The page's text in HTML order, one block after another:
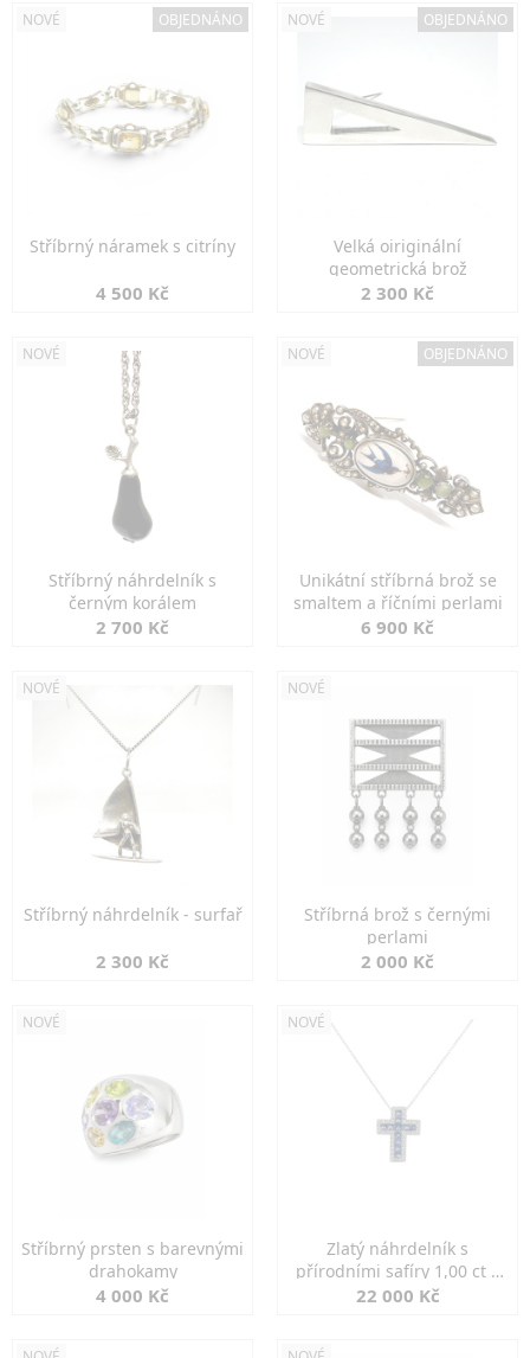
NOVÉ OBJEDNÁNO
Stříbrný náramek s citríny
4 500 Kč
NOVÉ OBJEDNÁNO
Velká oiriginální
geometrická brož
2 300 Kč
NOVÉ
Stříbrný náhrdelník s
černým korálem
2 700 Kč
NOVÉ OBJEDNÁNO
Unikátní stříbrná brož se
smaltem a říčními perlami
6 900 Kč
NOVÉ
Stříbrný náhrdelník - surfař
2 300 Kč
NOVÉ
Stříbrná brož s černými
perlami
2 000 Kč
NOVÉ
Stříbrný prsten s barevnými
drahokamy
4 000 Kč
NOVÉ
Zlatý náhrdelník s
přírodními safíry 1,00 ct a
diamanty
22 000 Kč